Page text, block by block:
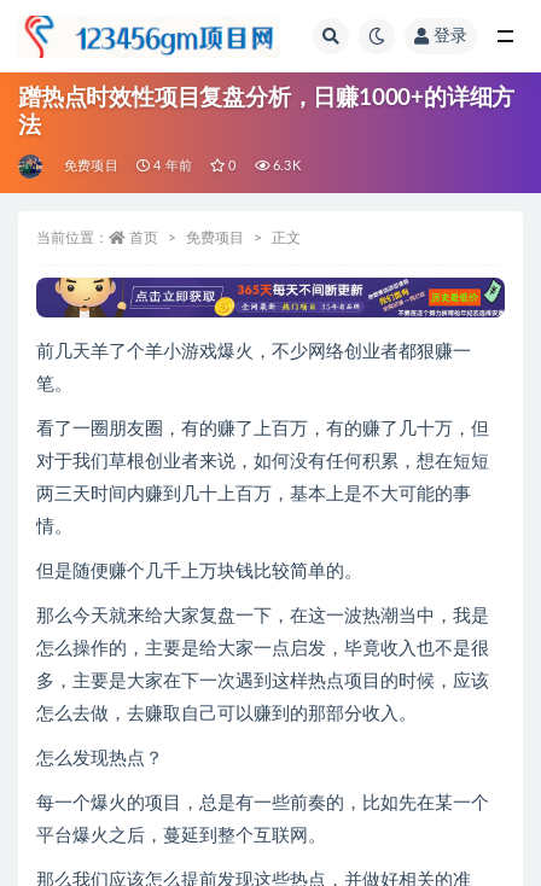
登录
蹭热点时效性项目复盘分析，日赚1000+的详细方
法
免费项目 4 年前 0 6.3K
当前位置： 首页 免费项目 正文
前几天羊了个羊小游戏爆火，不少网络创业者都狠赚一
笔。
看了一圈朋友圈，有的赚了上百万，有的赚了几十万，但
对于我们草根创业者来说，如何没有任何积累，想在短短
两三天时间内赚到几十上百万，基本上是不大可能的事
情。
但是随便赚个几千上万块钱比较简单的。
那么今天就来给大家复盘一下，在这一波热潮当中，我是
怎么操作的，主要是给大家一点启发，毕竟收入也不是很
多，主要是大家在下一次遇到这样热点项目的时候，应该
怎么去做，去赚取自己可以赚到的那部分收入。
怎么发现热点？
每一个爆火的项目，总是有一些前奏的，比如先在某一个
平台爆火之后，蔓延到整个互联网。
那么我们应该怎么提前发现这些热点，并做好相关的准